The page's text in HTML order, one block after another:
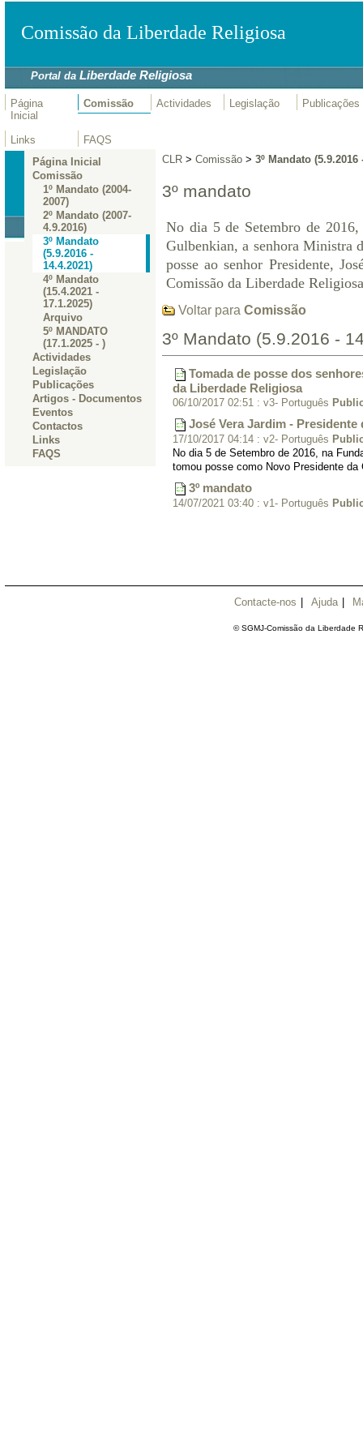
Comissão da Liberdade Religiosa
Portal daLiberdade Religiosa
Página
Inicial
Comissão Actividades Legislação Publicações
Links
FAQS
Página Inicial
Comissão
1º Mandato (2004-
2007)
2º Mandato (2007-
4.9.2016)
3º Mandato
(5.9.2016 -
14.4.2021)
4º Mandato
(15.4.2021 -
17.1.2025)
Arquivo
5º MANDATO
(17.1.2025 - )
Actividades
Legislação
Publicações
Artigos - Documentos
Eventos
Contactos
Links
FAQS
CLR> Comissão> 3º Mandato (5.9.2016
3º mandato
No dia 5 de Setembro de 2016,
Gulbenkian, a senhora Ministra
posse ao senhor Presidente,
Comissão da Liberdade
Voltar para Comissão
3º Mandato (5.9.2016 -
Tomada de posse dos
da Liberdade Religiosa
06/10/2017 02:51 :v3- Português
José Vera Jardim -
17/10/2017 04:14 :v2- Português
No dia 5 de Setembro de 2016, na
tomou posse como Novo Presidente
3º mandato
14/07/2021 03:40 :v1- Português
Contacte-nos | Ajuda |
© SGMJ-Comissão da Liberdade